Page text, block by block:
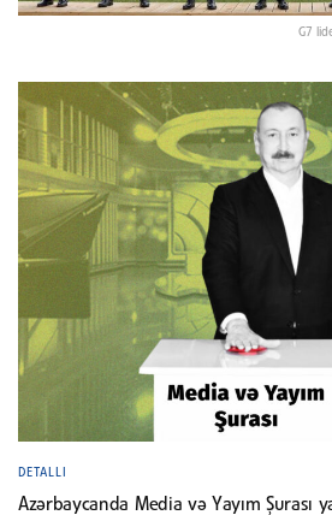
G7
DETALLI
Azərbaycanda Media və Yayım Şurası